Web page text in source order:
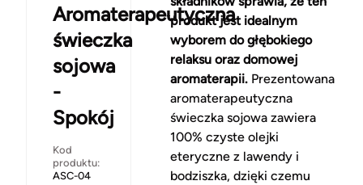
Aromaterapeutyczna
świeczka
sojowa
-
Spokój
Kod
produktu:
ASC-04
produkt jest idealnym
wyborem do głębokiego
relaksu oraz domowej
aromaterapii.Prezentowana
aromaterapeutyczna
świeczka sojowa zawiera
100% czyste olejki
eteryczne z lawendy i
bodziszka, dzięki czemu